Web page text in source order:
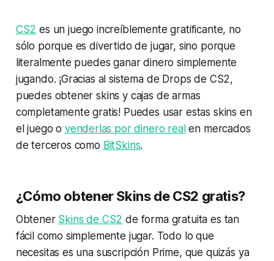
CS2 es un juego increíblemente gratificante, no
sólo porque es divertido de jugar, sino porque
literalmente puedes ganar dinero simplemente
jugando. ¡Gracias al sistema de Drops de CS2,
puedes obtener skins y cajas de armas
completamente gratis! Puedes usar estas skins en
el juego o venderlas por dinero real en mercados
de terceros como BitSkins.
¿Cómo obtener Skins de CS2 gratis?
Obtener Skins de CS2 de forma gratuita es tan
fácil como simplemente jugar. Todo lo que
necesitas es una suscripción Prime, que quizás ya